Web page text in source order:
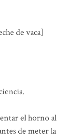
de vaca]
el horno al
de meter la